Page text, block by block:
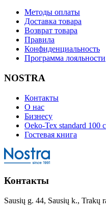
Методы оплаты
Доставка товара
Возврат товара
Правила
Конфиденциальность
Программа лояльности
NOSTRA
Контакты
О нас
Бизнесу
Oeko-Tex standard 100
Гостевая книга
Контакты
Sausių g. 44, Sausių k., Trakų